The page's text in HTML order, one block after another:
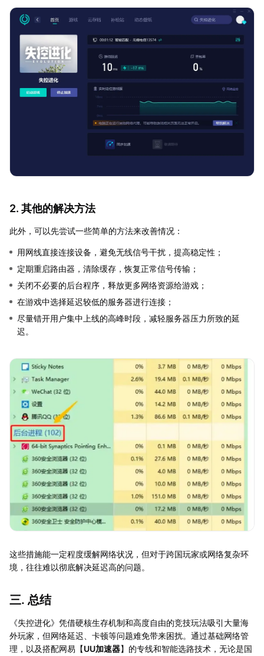
2. 其他的解决方法
此外，可以先尝试一些简单的方法来改善情况：
用网线直接连接设备，避免无线信号干扰，提高稳定性；
定期重启路由器，清除缓存，恢复正常信号传输；
关闭不必要的后台程序，释放更多网络资源给游戏；
在游戏中选择延迟较低的服务器进行连接；
尽量错开用户集中上线的高峰时段，减轻服务器压力所致的延
迟。
这些措施能一定程度缓解网络状况，但对于跨国玩家或网络复杂环
境，往往难以彻底解决延迟高的问题。
三. 总结
《失控进化》凭借硬核生存机制和高度自由的竞技玩法吸引大量海
外玩家，但网络延迟、卡顿等问题难免带来困扰。通过基础网络管
理，以及搭配网易【UU加速器】的专线和智能选路技术，无论是国